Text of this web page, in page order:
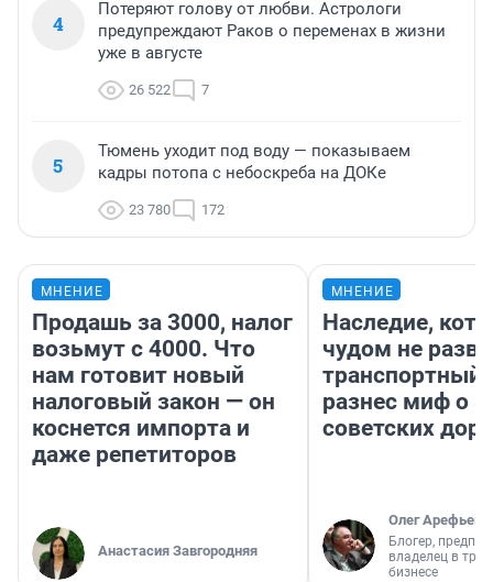
4
Потеряют голову от любви. Астрологи
предупреждают Раков о переменах в жизни
уже в августе
26 522 7
5
Тюмень уходит под воду — показываем
кадры потопа с небоскреба на ДОКе
23 780 172
МНЕНИЕ
Продашь за 3000, налог
возьмут с 4000. Что
нам готовит новый
налоговый закон — он
коснется импорта и
даже репетиторов
Анастасия Завгородняя
МНЕНИЕ
Наследие,
чудом не
транспортный
разнес миф о
советских
Олег Арефьев
Блогер,
владелец в
бизнесе